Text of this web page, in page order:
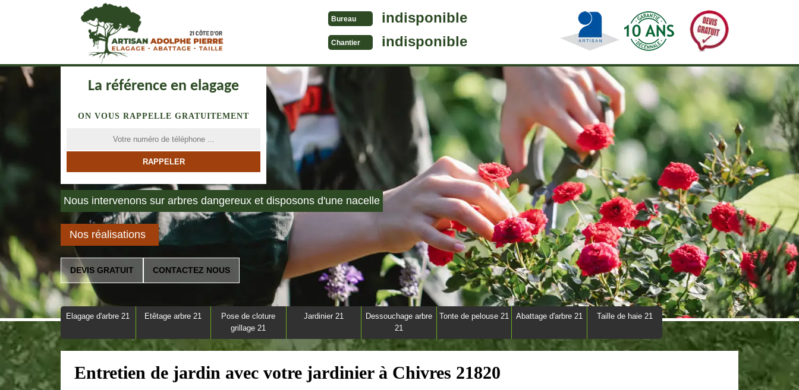
Bureau indisponible
Chantier indisponible
La référence en elagage
ON VOUS RAPPELLE GRATUITEMENT
Nous intervenons sur arbres dangereux et disposons d'une nacelle
Nos réalisations
DEVIS GRATUIT CONTACTEZ NOUS
Elagage d'arbre 21 Etêtage arbre 21
Pose de cloture
grillage 21
Jardinier 21
Dessouchage arbre
21
Tonte de pelouse 21 Abattage d'arbre 21 Taille de haie 21
Entretien de jardin avec votre jardinier à Chivres 21820